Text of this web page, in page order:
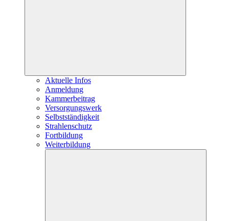
Aktuelle Infos
Anmeldung
Kammerbeitrag
Versorgungswerk
Selbstständigkeit
Strahlenschutz
Fortbildung
Weiterbildung